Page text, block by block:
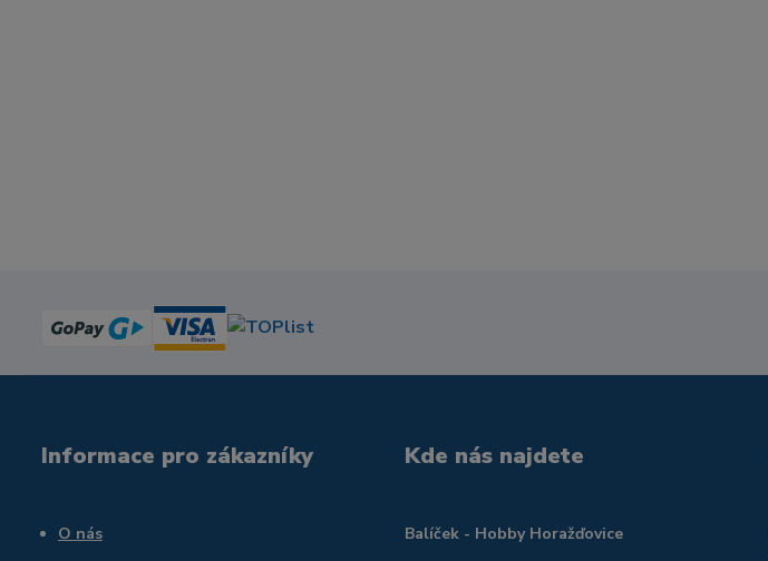
Informace pro zákazníky
O nás
Kde nás najdete
Balíček - Hobby Horažďovice